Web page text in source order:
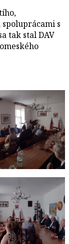
s
tak stal DAV